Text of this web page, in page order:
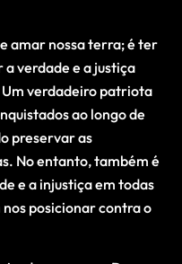
amar nossa terra; é ter
verdade e a justiça
verdadeiro patriota
ao longo de
preservar as
No entanto, também é
e a injustiça em todas
posicionar contra o